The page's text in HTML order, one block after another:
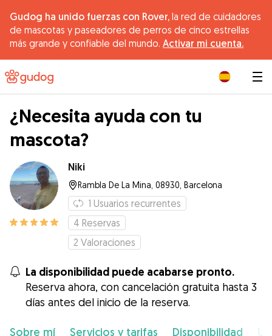
Gudog ha unido fuerzas con Rover, la red de cuidadores
de mascotas y paseadores de perros de cinco estrellas
más grande y confiable del mundo. Activar mi cuenta.
¿Necesita ayuda con tu
mascota?
Niki
Rambla De La Mina, 08930, Barcelona
1 Usuarios recurrentes
4 Reservas
2 Valoraciones
La disponibilidad puede acabarse pronto.
Reserva ahora, con cancelación gratuita hasta 3
días antes del inicio de la reserva.
Sobre mí Servicios y tarifas Disponibilidad